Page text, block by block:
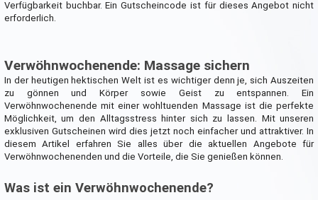
Verfügbarkeit buchbar. Ein Gutscheincode ist für dieses Angebot nicht
erforderlich.
Verwöhnwochenende: Massage sichern
In der heutigen hektischen Welt ist es wichtiger denn je, sich Auszeiten
zu gönnen und Körper sowie Geist zu entspannen. Ein
Verwöhnwochenende mit einer wohltuenden Massage ist die perfekte
Möglichkeit, um den Alltagsstress hinter sich zu lassen. Mit unseren
exklusiven Gutscheinen wird dies jetzt noch einfacher und attraktiver. In
diesem Artikel erfahren Sie alles über die aktuellen Angebote für
Verwöhnwochenenden und die Vorteile, die Sie genießen können.
Was ist ein Verwöhnwochenende?